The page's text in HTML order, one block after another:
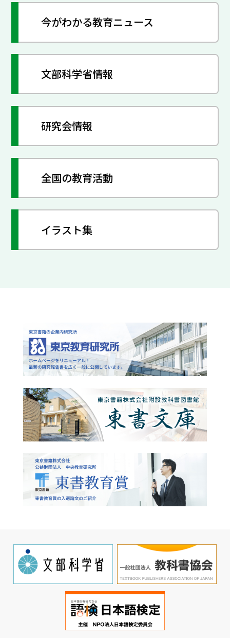
今がわかる教育ニュース
文部科学省情報
研究会情報
全国の教育活動
イラスト集